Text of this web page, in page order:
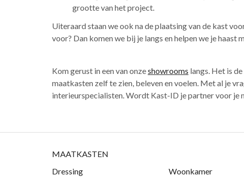
grootte van het project.
Uiteraard staan we ook na de plaatsing van de kast
voor? Dan komen we bij je langs en helpen we je haast
Kom gerust in een van onzeshowrooms langs. Het is
maatkasten zelf te zien, beleven en voelen. Met al je
interieurspecialisten. Wordt Kast-ID je partner voor
MAATKASTEN
Dressing
Woonkamer